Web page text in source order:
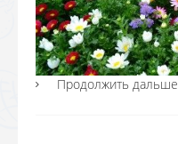
Продолжить дальше